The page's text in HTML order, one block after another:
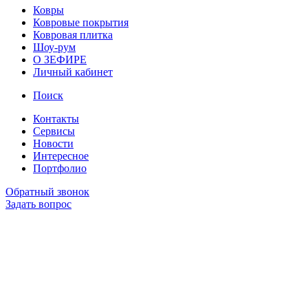
Ковры
Ковровые покрытия
Ковровая плитка
Шоу-рум
О ЗЕФИРЕ
Личный кабинет
Поиск
Контакты
Сервисы
Новости
Интересное
Портфолио
Обратный звонок
Задать вопрос